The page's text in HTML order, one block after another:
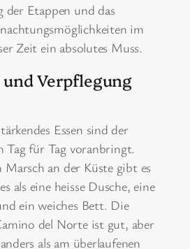
der Etappen und das
im
Zeit ein absolutes Muss.
Verpflegung
Essen sind der
Tag für Tag voranbringt.
Marsch an der Küste gibt es
als eine heisse Dusche, eine
ein weiches Bett. Die
del Norte ist gut, aber
als am überlaufenen